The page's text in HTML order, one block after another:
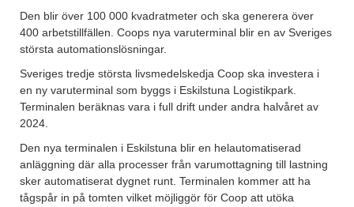
Den blir över 100 000 kvadratmeter och ska generera över
400 arbetstillfällen. Coops nya varuterminal blir en av Sveriges
största automationslösningar.
Sveriges tredje största livsmedelskedja Coop ska investera i
en ny varuterminal som byggs i Eskilstuna Logistikpark.
Terminalen beräknas vara i full drift under andra halvåret av
2024.
Den nya terminalen i Eskilstuna blir en helautomatiserad
anläggning där alla processer från varumottagning till lastning
sker automatiserat dygnet runt. Terminalen kommer att ha
tågspår in på tomten vilket möjliggör för Coop att utöka